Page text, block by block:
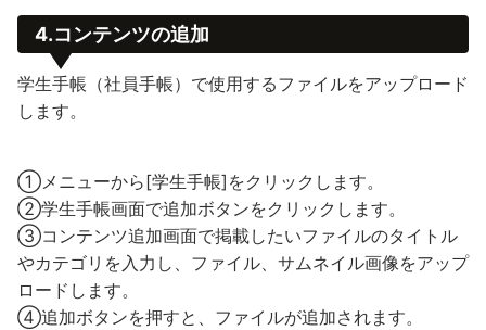
4.コンテンツの追加
学生手帳（社員手帳）で使用するファイルをアップロード
します。
①メニューから[学生手帳]をクリックします。
②学生手帳画面で追加ボタンをクリックします。
③コンテンツ追加画面で掲載したいファイルのタイトル
やカテゴリを入力し、ファイル、サムネイル画像をアップ
ロードします。
④追加ボタンを押すと、ファイルが追加されます。